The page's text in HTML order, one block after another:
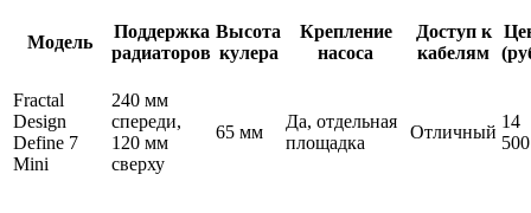
Модель
Поддержка
радиаторов
Высота
кулера
Крепление
насоса
Доступ к
кабелям
Fractal
Design
Define 7
Mini
240 мм
спереди,
120 мм
сверху
65 мм
Да, отдельная
площадка
Отличный
14
500